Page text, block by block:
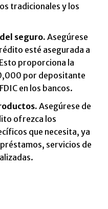
tradicionales y los
seguro. Asegúrese
esté asegurada a
proporciona la
por depositante
en los bancos.
Asegúrese de
ofrezca los
que necesita, ya
servicios de